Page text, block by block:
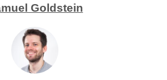
Goldstein